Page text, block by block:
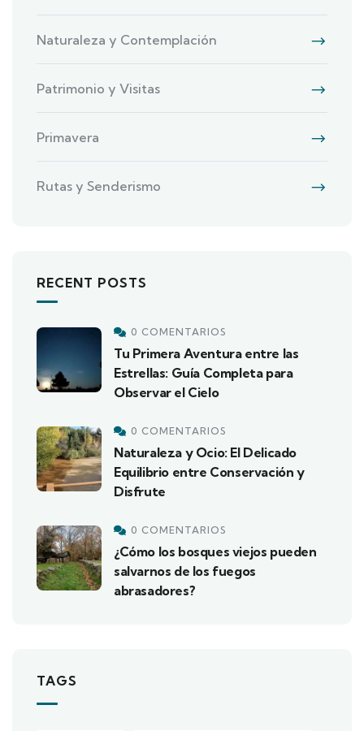
Naturaleza y Contemplación
Patrimonio y Visitas
Primavera
Rutas y Senderismo
RECENT POSTS
0 COMENTARIOS
Tu Primera Aventura entre las
Estrellas: Guía Completa para
Observar el Cielo
0 COMENTARIOS
Naturaleza y Ocio: El Delicado
Equilibrio entre Conservación y
Disfrute
0 COMENTARIOS
¿Cómo los bosques viejos pueden
salvarnos de los fuegos
abrasadores?
TAGS